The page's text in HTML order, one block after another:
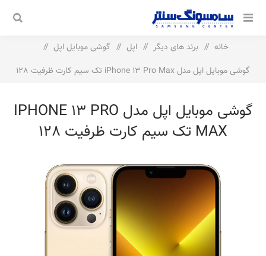
خانه / برند های دیگر / اپل / گوشی موبایل اپل
/
گوشی موبایل اپل مدل iPhone 13 Pro Max تک سیم‌ کارت ظرفیت 128
گوشی موبایل اپل مدل IPHONE 13 PRO
MAX تک سیم‌ کارت ظرفیت 128